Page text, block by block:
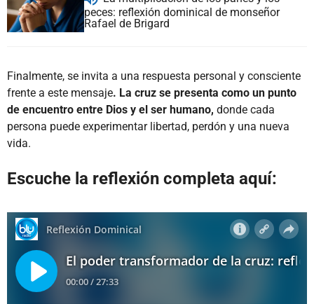
peces: reflexión dominical de monseñor
Rafael de Brigard
Finalmente, se invita a una respuesta personal y consciente
frente a este mensaje. La cruz se presenta como un punto
de encuentro entre Dios y el ser humano, donde cada
persona puede experimentar libertad, perdón y una nueva
vida.
Escuche la reflexión completa aquí: